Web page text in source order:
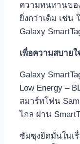
ความทนทานขอ
ยิ่งกว่าเดิม เช่น
Galaxy
เพื่อความสบาย
Galaxy
Low Energy –
สมาร์ทโฟน
ไกล ผ่าน
ซัมซุงยึดมั่นในเ